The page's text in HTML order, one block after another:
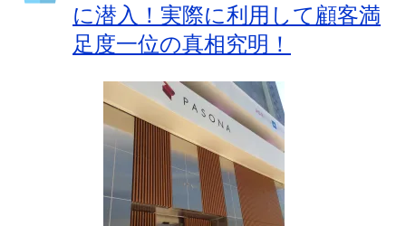
に潜入！実際に利用して顧客満
足度一位の真相究明！